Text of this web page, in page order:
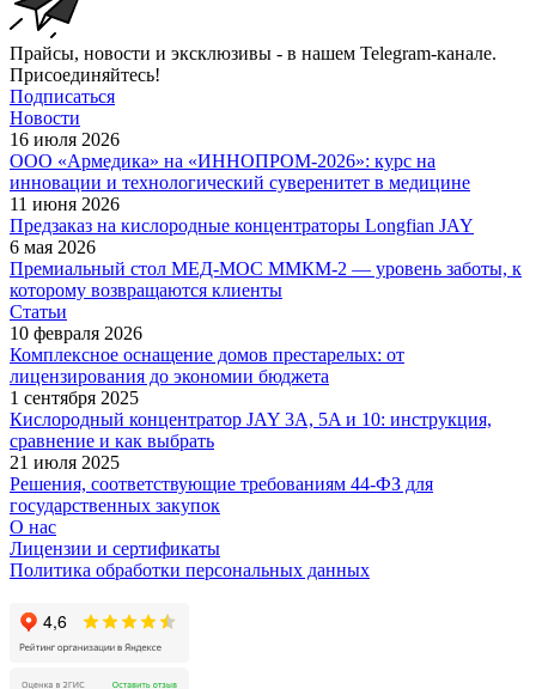
Прайсы, новости и эксклюзивы - в нашем Telegram-канале.
Присоединяйтесь!
Подписаться
Новости
16 июля 2026
ООО «Армедика» на «ИННОПРОМ-2026»: курс на
инновации и технологический суверенитет в медицине
11 июня 2026
Предзаказ на кислородные концентраторы Longfian JAY
6 мая 2026
Премиальный стол МЕД-МОС ММКМ-2 — уровень заботы, к
которому возвращаются клиенты
Статьи
10 февраля 2026
Комплексное оснащение домов престарелых: от
лицензирования до экономии бюджета
1 сентября 2025
Кислородный концентратор JAY 3A, 5A и 10: инструкция,
сравнение и как выбрать
21 июля 2025
Решения, соответствующие требованиям 44-ФЗ для
государственных закупок
О нас
Лицензии и сертификаты
Политика обработки персональных данных